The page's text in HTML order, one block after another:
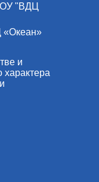
"ВДЦ
«Океан»
и
характера